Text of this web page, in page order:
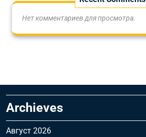
Нет комментариев для просмотра.
Archieves
Август 2026